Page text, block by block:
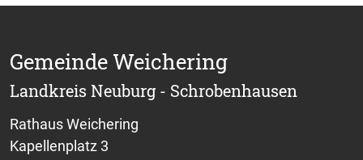
Gemeinde Weichering
Landkreis Neuburg - Schrobenhausen
Rathaus Weichering
Kapellenplatz 3